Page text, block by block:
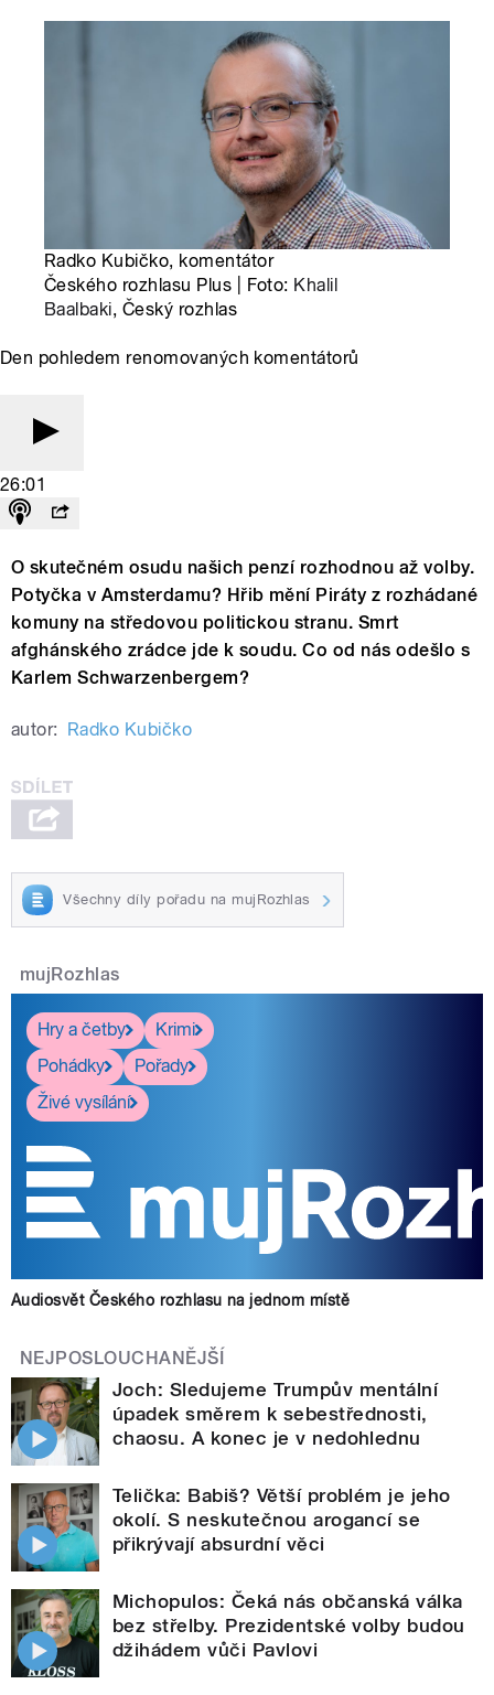
Radko Kubičko, komentátor
Českého rozhlasu Plus | Foto: Khalil
Baalbaki, Český rozhlas
Den pohledem renomovaných komentátorů
26:01
O skutečném osudu našich penzí rozhodnou až volby.
Potyčka v Amsterdamu? Hřib mění Piráty z rozhádané
komuny na středovou politickou stranu. Smrt
afghánského zrádce jde k soudu. Co od nás odešlo s
Karlem Schwarzenbergem?
autor: Radko Kubičko
Všechny díly pořadu na mujRozhlas
mujRozhlas
Hry a četby
Krimi
Pohádky
Pořady
Živé vysílání
Audiosvět Českého rozhlasu na jednom místě
NEJPOSLOUCHANĚJŠÍ
Joch: Sledujeme Trumpův mentální
úpadek směrem k sebestřednosti,
chaosu. A konec je v nedohlednu
Telička: Babiš? Větší problém je jeho
okolí. S neskutečnou arogancí se
přikrývají absurdní věci
Michopulos: Čeká nás občanská válka
bez střelby. Prezidentské volby budou
džihádem vůči Pavlovi